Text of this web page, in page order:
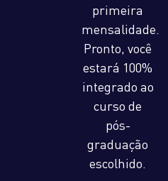
primeira
mensalidade.
Pronto, você
estará 100%
integrado ao
curso de
pós-
graduação
escolhido.